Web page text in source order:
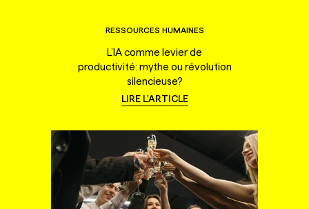
RESSOURCES HUMAINES
L’IA comme levier de
productivité: mythe ou révolution
silencieuse?
LIRE L'ARTICLE